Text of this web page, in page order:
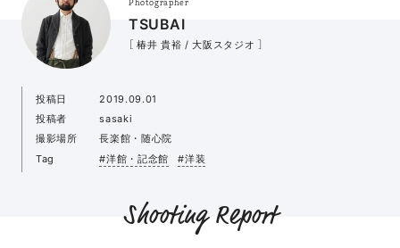
Photographer
TSUBAI
［ 椿井 貴裕 / 大阪スタジオ ］
投稿日
2019.09.01
投稿者
sasaki
撮影場所
長楽館・随心院
Tag
#洋館・記念館 #洋装
Shooting Report